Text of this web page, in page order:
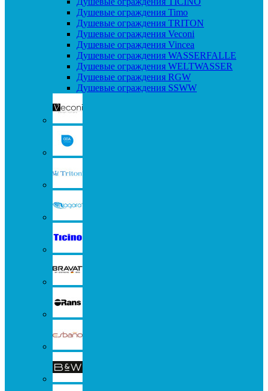
Душевые ограждения Timo
Душевые ограждения TRITON
Душевые ограждения Veconi
Душевые ограждения Vincea
Душевые ограждения WASSERFALLE
Душевые ограждения WELTWASSER
Душевые ограждения RGW
Душевые ограждения SSWW